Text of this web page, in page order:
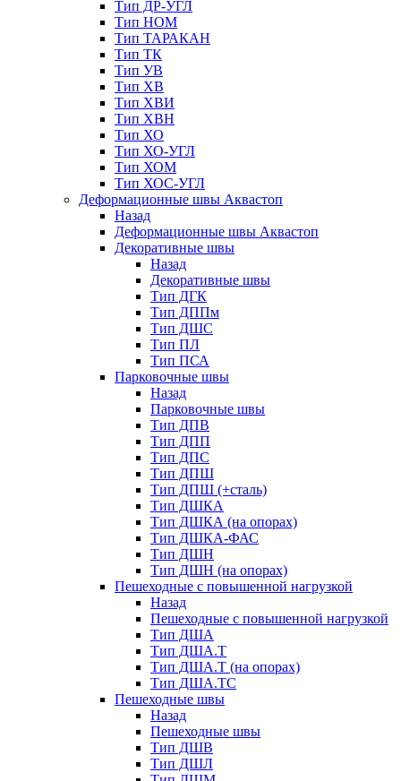
Тип ДР-УГЛ
Тип НОМ
Тип ТАРАКАН
Тип ТК
Тип УВ
Тип ХВ
Тип ХВИ
Тип ХВН
Тип ХО
Тип ХО-УГЛ
Тип ХОМ
Тип ХОС-УГЛ
Деформационные швы Аквастоп
Назад
Деформационные швы Аквастоп
Декоративные швы
Назад
Декоративные швы
Тип ДГК
Тип ДППм
Тип ДШС
Тип ПЛ
Тип ПСА
Парковочные швы
Назад
Парковочные швы
Тип ДПВ
Тип ДПП
Тип ДПС
Тип ДПШ
Тип ДПШ (+сталь)
Тип ДШКА
Тип ДШКА (на опорах)
Тип ДШКА-ФАС
Тип ДШН
Тип ДШН (на опорах)
Пешеходные с повышенной нагрузкой
Назад
Пешеходные с повышенной нагрузкой
Тип ДША
Тип ДША.Т
Тип ДША.Т (на опорах)
Тип ДША.ТС
Пешеходные швы
Назад
Пешеходные швы
Тип ДШВ
Тип ДШЛ